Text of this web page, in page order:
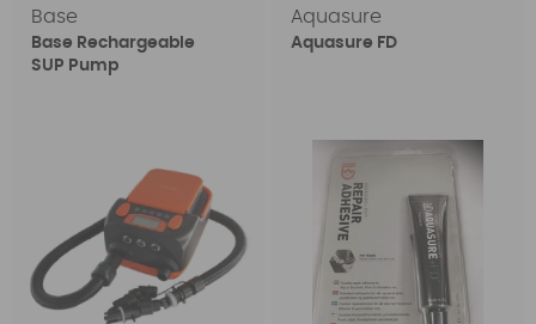
Base
Base Rechargeable
SUP Pump
Aquasure
Aquasure FD